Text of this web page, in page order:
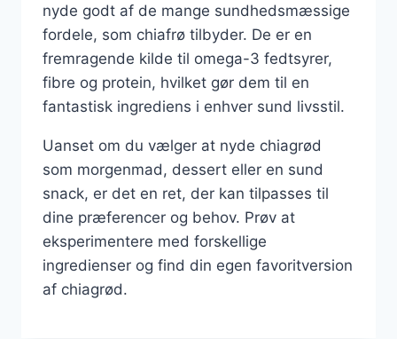
nyde godt af de mange sundhedsmæssige
fordele, som chiafrø tilbyder. De er en
fremragende kilde til omega-3 fedtsyrer,
fibre og protein, hvilket gør dem til en
fantastisk ingrediens i enhver sund livsstil.
Uanset om du vælger at nyde chiagrød
som morgenmad, dessert eller en sund
snack, er det en ret, der kan tilpasses til
dine præferencer og behov. Prøv at
eksperimentere med forskellige
ingredienser og find din egen favoritversion
af chiagrød.